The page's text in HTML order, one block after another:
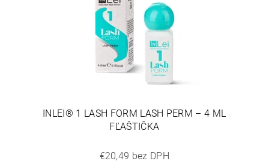
INLEI® 1 LASH FORM LASH PERM – 4 ML
FĽAŠTIČKA
€20,49 bez DPH